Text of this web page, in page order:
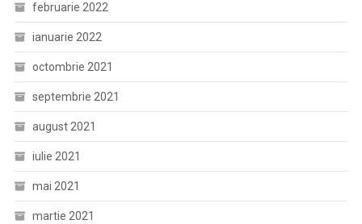
februarie 2022
ianuarie 2022
octombrie 2021
septembrie 2021
august 2021
iulie 2021
mai 2021
martie 2021